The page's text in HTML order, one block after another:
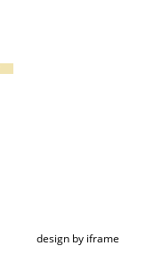
design by iframe